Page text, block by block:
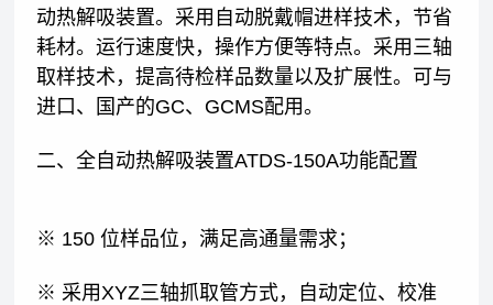
动热解吸装置。采用自动脱戴帽进样技术，节省
耗材。运行速度快，操作方便等特点。采用三轴
取样技术，提高待检样品数量以及扩展性。可与
进口、国产的GC、GCMS配用。
二、全自动热解吸装置ATDS-150A功能配置
※ 150 位样品位，满足高通量需求；
※ 采用XYZ三轴抓取管方式，自动定位、校准